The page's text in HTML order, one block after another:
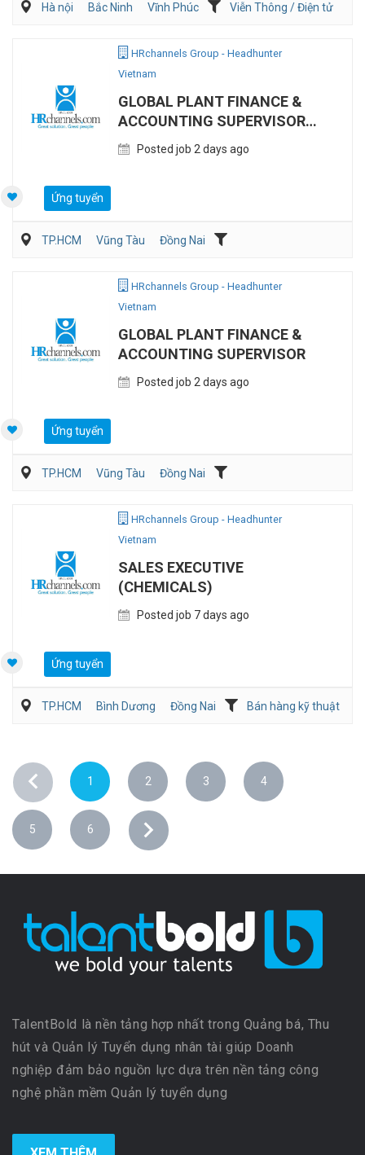
Hà nội Bắc Ninh Vĩnh Phúc
Viễn Thông / Điện tử
HRchannels Group - Headhunter
Vietnam
GLOBAL PLANT FINANCE &
ACCOUNTING SUPERVISOR
(MANUFACTURING)
Posted job 2 days ago
Ứng tuyển
TP.HCM Vũng Tàu
Đồng Nai
HRchannels Group - Headhunter
Vietnam
GLOBAL PLANT FINANCE &
ACCOUNTING SUPERVISOR
Posted job 2 days ago
Ứng tuyển
TP.HCM Vũng Tàu
Đồng Nai
HRchannels Group - Headhunter
Vietnam
SALES EXECUTIVE
(CHEMICALS)
Posted job 7 days ago
Ứng tuyển
TP.HCM Bình Dương Đồng Nai Bán hàng kỹ thuật
1 2 3 4
5 6
TalentBold là nền tảng hợp nhất trong Quảng bá, Thu
hút và Quản lý Tuyển dụng nhân tài giúp Doanh
nghiệp đảm bảo nguồn lực dựa trên nền tảng công
nghệ phần mềm Quản lý tuyển dụng